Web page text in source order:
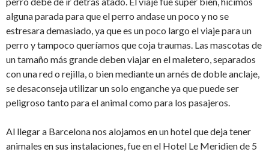
alguna parada para que el perro andase un poco y no se
estresara demasiado, ya que es un poco largo el viaje para un
perro y tampoco queríamos que coja traumas. Las mascotas de
un tamaño más grande deben viajar en el maletero, separados
con una red o rejilla, o bien mediante un arnés de doble anclaje,
se desaconseja utilizar un solo enganche ya que puede ser
peligroso tanto para el animal como para los pasajeros.
Al llegar a Barcelona nos alojamos en un hotel que deja tener
animales en sus instalaciones, fue en el Hotel Le Meridien de 5